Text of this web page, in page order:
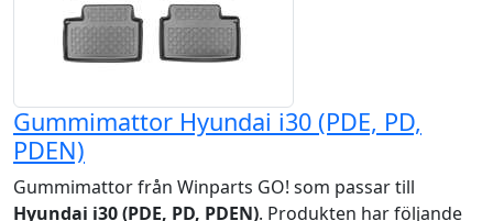
Gummimattor Hyundai i30 (PDE, PD,
PDEN)
Gummimattor från Winparts GO! som passar till
Hyundai i30 (PDE, PD, PDEN). Produkten har följande